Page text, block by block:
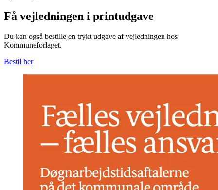
Få vejledningen i printudgave
Du kan også bestille en trykt udgave af vejledningen hos
Kommuneforlaget.
Bestil her